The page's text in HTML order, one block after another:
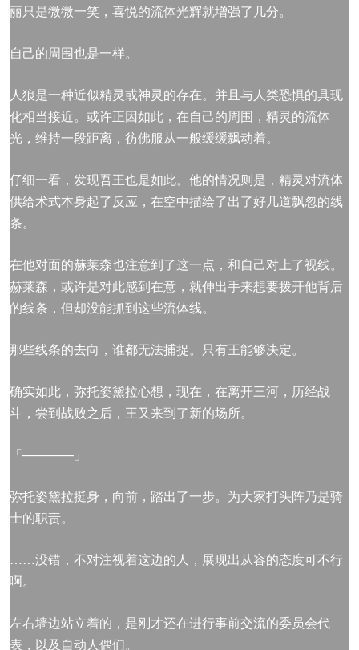
丽只是微微一笑，喜悦的流体光辉就增强了几分。
自己的周围也是一样。
人狼是一种近似精灵或神灵的存在。并且与人类恐惧的具现
化相当接近。或许正因如此，在自己的周围，精灵的流体
光，维持一段距离，彷佛服从一般缓缓飘动着。
仔细一看，发现吾王也是如此。他的情况则是，精灵对流体
供给术式本身起了反应，在空中描绘了出了好几道飘忽的线
条。
在他对面的赫莱森也注意到了这一点，和自己对上了视线。
赫莱森，或许是对此感到在意，就伸出手来想要拨开他背后
的线条，但却没能抓到这些流体线。
那些线条的去向，谁都无法捕捉。只有王能够决定。
确实如此，弥托姿黛拉心想，现在，在离开三河，历经战
斗，尝到战败之后，王又来到了新的场所。
「————」
弥托姿黛拉挺身，向前，踏出了一步。为大家打头阵乃是骑
士的职责。
……没错，不对注视着这边的人，展现出从容的态度可不行
啊。
左右墙边站立着的，是刚才还在进行事前交流的委员会代
表，以及自动人偶们。